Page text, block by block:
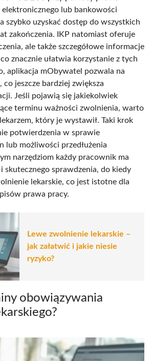
elektronicznego lub bankowości
szybko uzyskać dostęp do wszystkich
zakończenia. IKP natomiast oferuje
ale także szczegółowe informacje
znacznie ułatwia korzystanie z tych
aplikacja mObywatel pozwala na
, co jeszcze bardziej zwiększa
Jeśli pojawią się jakiekolwiek
terminu ważności zwolnienia, warto
który je wystawił. Taki krok
potwierdzenia w sprawie
lub możliwości przedłużenia
narzędziom każdy pracownik ma
skutecznego sprawdzenia, do kiedy
lekarskie, co jest istotne dla
prawa pracy.
Lewe zwolnienie lekarskie –
jak załatwić i jakie niesie
ryzyko?
obowiązywania